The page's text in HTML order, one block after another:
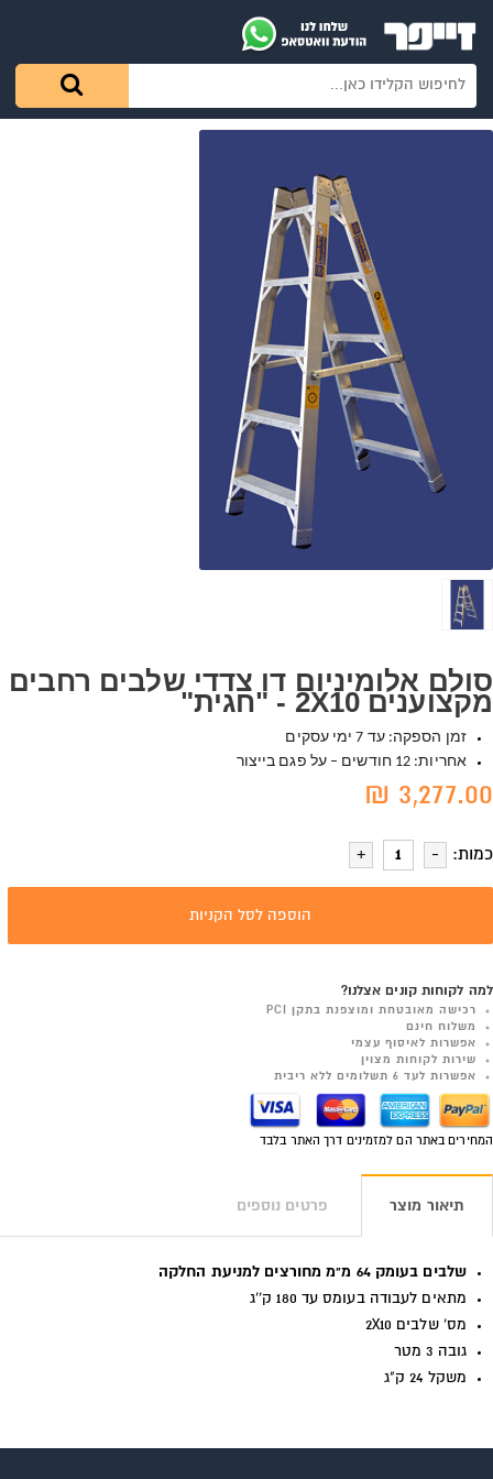
סולם אלומיניום דו צדדי שלבים רחבים
מקצוענים 2X10 - "חגית"
זמן הספקה: עד 7 ימי עסקים
אחריות: 12 חודשים – על פגם בייצור
3,277.00 ₪
כמות:
הוספה לסל הקניות
למה לקוחות קונים אצלנו?
רכישה מאובטחת ומוצפנת בתקן PCI
משלוח חינם
אפשרות לאיסוף עצמי
שירות לקוחות מצוין
אפשרות לעד 6 תשלומים ללא ריבית
המחירים באתר הם למזמינים דרך האתר בלבד
תיאור מוצר פרטים נוספים
שלבים בעומק 64 מ"מ מחורצים למניעת החלקה
מתאים לעבודה בעומס עד 180 ק''ג
מס' שלבים 2X10
גובה 3 מטר
משקל 24 ק"ג